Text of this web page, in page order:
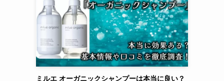
ミルエ オーガニックシャンプーは本当に良い？